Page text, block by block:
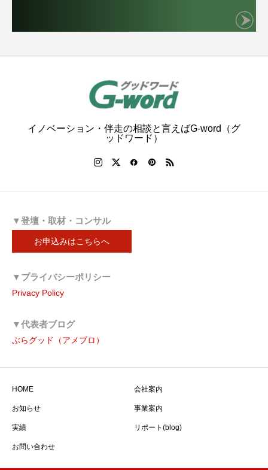
イノベーション・伴走の相談と言えばG-word（グ
ッドワード）
▼登壇・取材・コンサル
お申込みはこちらへ
▼プライバシーポリシー
Privacy Policy
▼代表者ブログ
ぶらグッド（アメブロ）
HOME 会社案内
お知らせ 事業案内
実績 リポート(blog)
お問い合わせ